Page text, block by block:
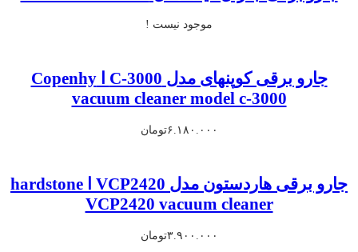
موجود نیست !
جارو برقی کوپنهای مدل C-3000 ا Copenhy
vacuum cleaner model c-3000
۶.۱۸۰.۰۰۰تومان
جارو برقی هاردستون مدل VCP2420 ا hardstone
VCP2420 vacuum cleaner
۳.۹۰۰.۰۰۰تومان